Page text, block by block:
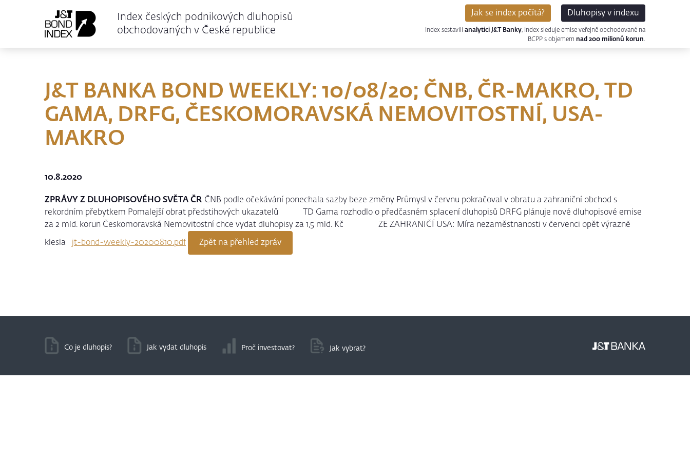
Index českých podnikových dluhopisů
obchodovaných v České republice
Jak se index počítá? Dluhopisy v indexu
Index sestavili analytici J&T Banky , Index sleduje emise veřejně obchodované na
BCPP s objemem nad 200 milionů korun
J&T BANKA BOND WEEKLY: 10/08/20; ČNB, ČR-MAKRO, TD
GAMA, DRFG, ČESKOMORAVSKÁ NEMOVITOSTNÍ, USA-
MAKRO
10.8.2020
ZPRÁVY Z DLUHOPISOVÉHO SVĚTA ČR ČNB podle očekávání ponechala sazby beze změny Průmysl v červnu pokračoval v obratu a zahraniční obchod s
rekordním přebytkem Pomalejší obrat předstihových ukazatelů TD Gama rozhodlo o předčasném splacení dluhopisů DRFG plánuje nové dluhopisové emise
za 2 mld. korun Českomoravská Nemovitostní chce vydat dluhopisy za 1,5 mld. Kč ZE ZAHRANIČÍ USA: Míra nezaměstnanosti v červenci opět výrazně
klesla jt-bond-weekly-20200810.pdf Zpět na přehled zpráv
Co je dluhopis? Jak vydat dluhopis Proč investovat? Jak vybrat?